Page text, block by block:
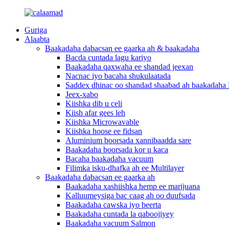
Guriga
Alaabta
Baakadaha dabacsan ee gaarka ah & baakadaha
Bacda cuntada lagu kariyo
Baakadaha qaxwaha ee shandad jeexan
Nacnac iyo bacaha shukulaatada
Saddex dhinac oo shandad shaabad ah baakadaha
Jeex-xabo
Kiishka dib u celi
Kiish afar gees leh
Kiishka Microwavable
Kiishka hoose ee fidsan
Aluminium boorsada xannibaadda sare
Baakadaha boorsada kor u kaca
Bacaha baakadaha vacuum
Filimka isku-dhafka ah ee Multilayer
Baakadaha dabacsan ee gaarka ah
Baakadaha xashiishka hemp ee marijuana
Kalluumeysiga bac caag ah oo duufsada
Baakadaha cawska iyo beerta
Baakadaha cuntada la qaboojiyey
Baakadaha vacuum Salmon